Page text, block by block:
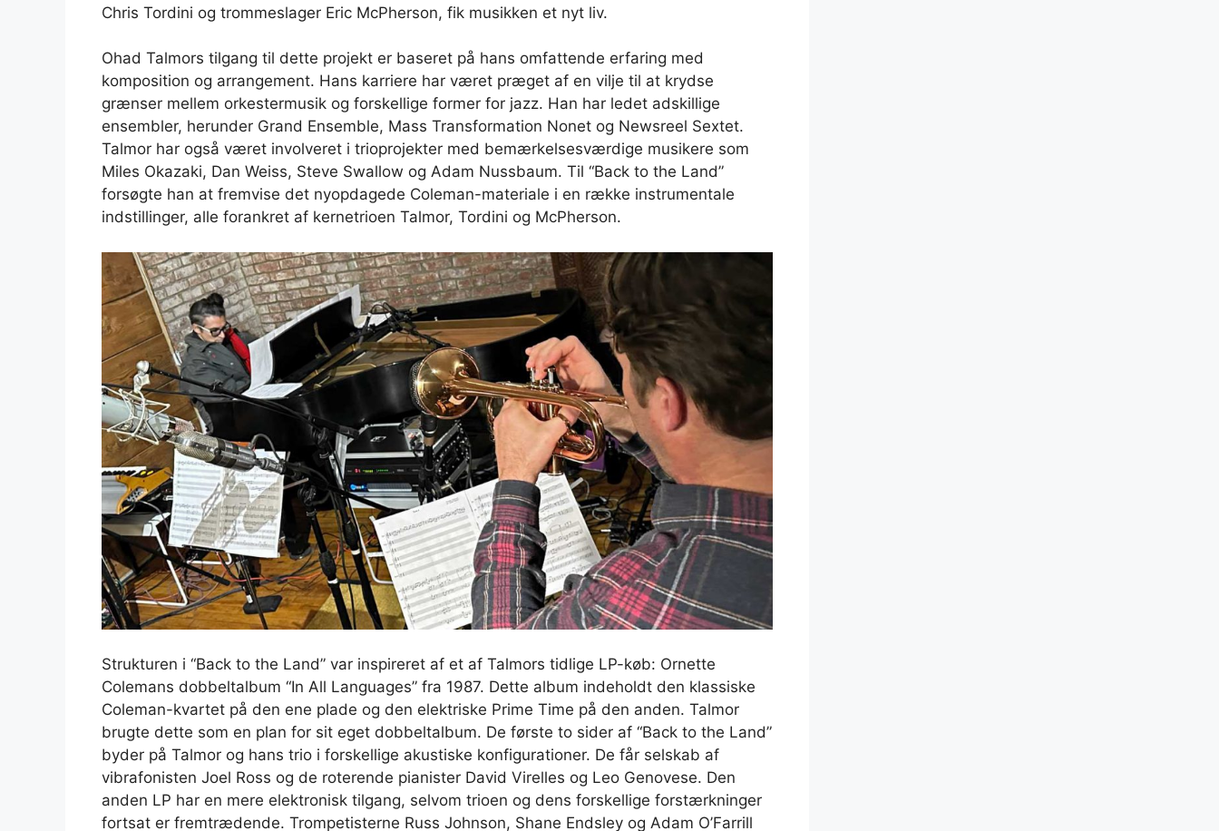
Chris Tordini og trommeslager Eric McPherson, fik musikken et nyt liv.
Ohad Talmors tilgang til dette projekt er baseret på hans omfattende erfaring med
komposition og arrangement. Hans karriere har været præget af en vilje til at krydse
grænser mellem orkestermusik og forskellige former for jazz. Han har ledet adskillige
ensembler, herunder Grand Ensemble, Mass Transformation Nonet og Newsreel Sextet.
Talmor har også været involveret i trioprojekter med bemærkelsesværdige musikere som
Miles Okazaki, Dan Weiss, Steve Swallow og Adam Nussbaum. Til “Back to the Land”
forsøgte han at fremvise det nyopdagede Coleman-materiale i en række instrumentale
indstillinger, alle forankret af kernetrioen Talmor, Tordini og McPherson.
Strukturen i “Back to the Land” var inspireret af et af Talmors tidlige LP-køb: Ornette
Colemans dobbeltalbum “In All Languages” fra 1987. Dette album indeholdt den klassiske
Coleman-kvartet på den ene plade og den elektriske Prime Time på den anden. Talmor
brugte dette som en plan for sit eget dobbeltalbum. De første to sider af “Back to the Land”
byder på Talmor og hans trio i forskellige akustiske konfigurationer. De får selskab af
vibrafonisten Joel Ross og de roterende pianister David Virelles og Leo Genovese. Den
anden LP har en mere elektronisk tilgang, selvom trioen og dens forskellige forstærkninger
fortsat er fremtrædende. Trompetisterne Russ Johnson, Shane Endsley og Adam O’Farrill